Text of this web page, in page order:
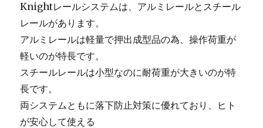
Knightレールシステムは、アルミレールとスチール
レールがあります。
アルミレールは軽量で押出成型品の為、操作荷重が
軽いのが特長です。
スチールレールは小型なのに耐荷重が大きいのが特
長です。
両システムともに落下防止対策に優れており、ヒト
が安心して使える